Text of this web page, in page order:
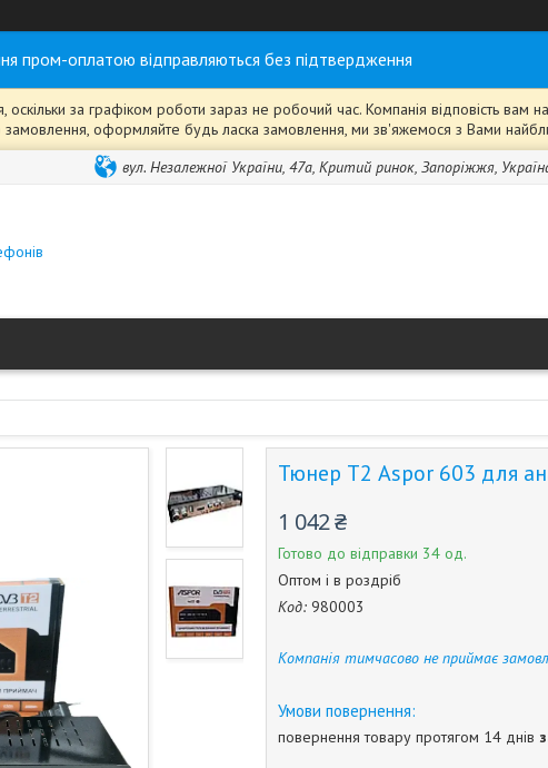
пром-оплатою відправляються без підтвердження
за графіком роботи зараз не робочий час. Компанія відповість вам
до замовлення, оформляйте будь ласка замовлення, ми зв'яжемося з Вами
вул. Незалежної України, 47а, Критий ринок, Запоріжжя,
Тюнер Т2 Aspor 603 для
1 042 ₴
Готово до відправки 34 од.
Оптом і в роздріб
Код: 980003
Компанія тимчасово не приймає
повернення товару протягом 14 днів